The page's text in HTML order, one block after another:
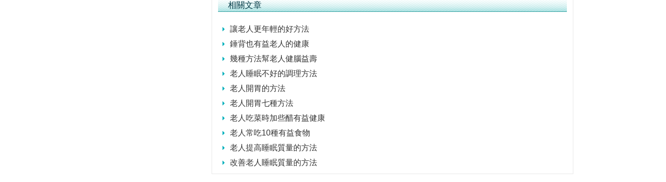
相關文章
讓老人更年輕的好方法
錘背也有益老人的健康
幾種方法幫老人健腦益壽
老人睡眠不好的調理方法
老人開胃的方法
老人開胃七種方法
老人吃菜時加些醋有益健康
老人常吃10種有益食物
老人提高睡眠質量的方法
改善老人睡眠質量的方法